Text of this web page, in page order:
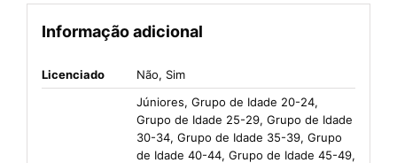
Informação adicional
Licenciado Não, Sim
Júniores, Grupo de Idade 20-24,
Grupo de Idade 25-29, Grupo de Idade
30-34, Grupo de Idade 35-39, Grupo
de Idade 40-44, Grupo de Idade 45-49,